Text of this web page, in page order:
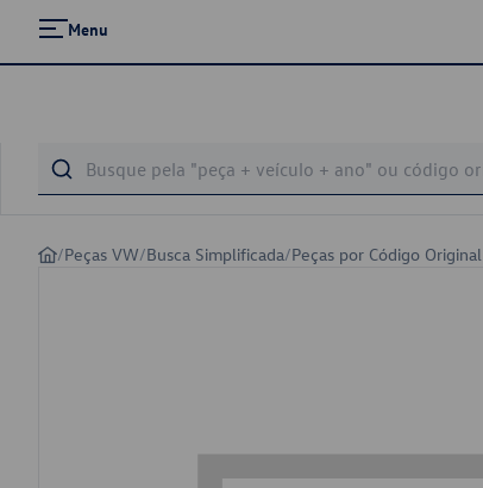
Menu
/Peças VW/Busca Simplificada/Peças por Código Original